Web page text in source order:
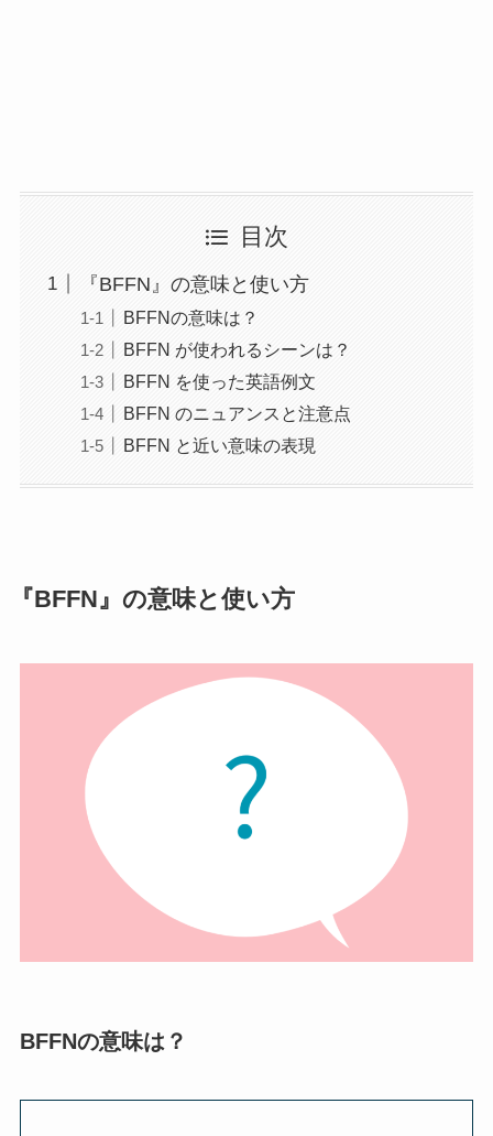
目次
『BFFN』の意味と使い方
BFFNの意味は？
BFFN が使われるシーンは？
BFFN を使った英語例文
BFFN のニュアンスと注意点
BFFN と近い意味の表現
『BFFN』の意味と使い方
BFFNの意味は？